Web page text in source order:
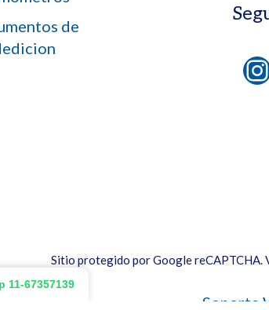
de
11-67357139
Sitio protegido por Google reCAPTCHA.
Soporte